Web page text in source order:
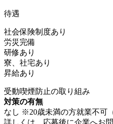
待遇
社会保険制度あり
労災完備
研修あり
寮、社宅あり
昇給あり
受動喫煙防止の取り組み
対策の有無
なし ※20歳未満の方就業不可
詳しくは、応募後に企業へお